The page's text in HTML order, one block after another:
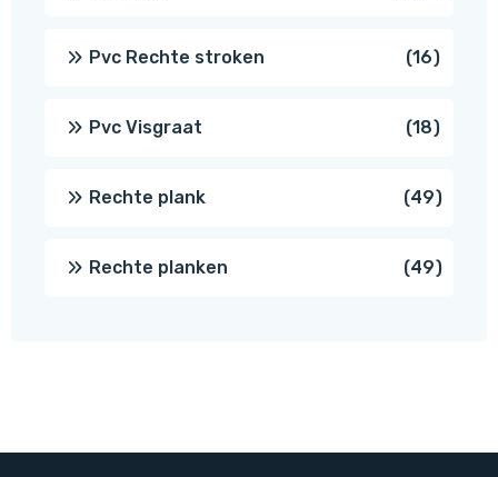
Pvc Rechte stroken 1616
Pvc Visgraat 1818
Rechte plank 4949
Rechte planken 4949